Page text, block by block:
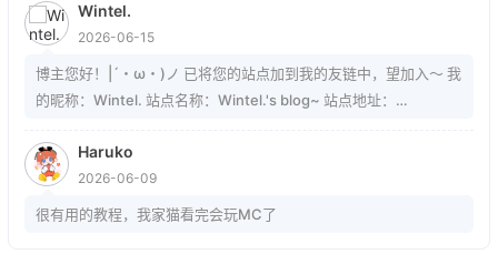
Wintel.
2026-06-15
博主您好！|´・ω・)ノ 已将您的站点加到我的友链中，望加入～ 我
的昵称：Wintel. 站点名称：Wintel.'s blog~ 站点地址：
https://mrwintel.xyz/local/avatar.jpg 站点描述：树在。山在。大
地在。岁月在。我在。
Haruko
2026-06-09
很有用的教程，我家猫看完会玩MC了